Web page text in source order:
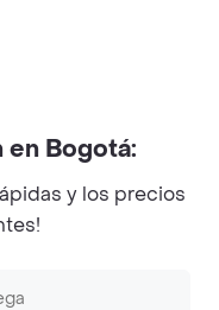
reserved.
Bogotá:
y los precios